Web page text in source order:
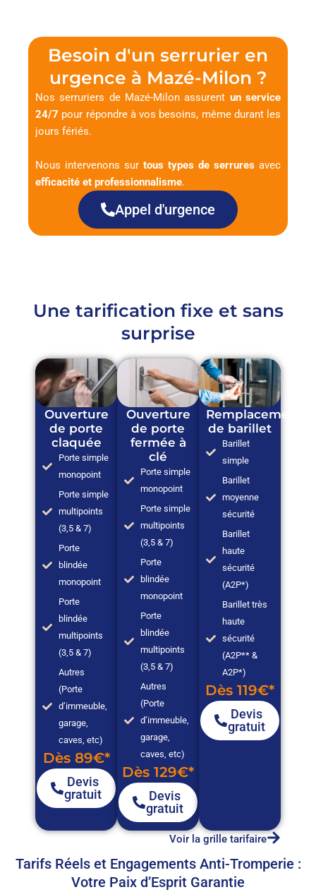
Besoin d'un serrurier en
urgence à Mazé-Milon ?
Nos serruriers de Mazé-Milon assurent un service
24/7 pour répondre à vos besoins, même durant les
jours fériés.
Nous intervenons sur tous types de serrures avec
efficacité et professionnalisme.
Appel d'urgence
Une tarification fixe et sans
surprise
Ouverture
de porte
claquée
Porte simple
monopoint
Porte simple
multipoints
(3,5 & 7)
Porte
blindée
monopoint
Porte
blindée
multipoints
(3,5 & 7)
Autres
(Porte
d’immeuble,
garage,
caves, etc)
Dès 89€*
Devis
gratuit
Ouverture
de porte
fermée à
clé
Porte simple
monopoint
Porte simple
multipoints
(3,5 & 7)
Porte
blindée
monopoint
Porte
blindée
multipoints
(3,5 & 7)
Autres
(Porte
d’immeuble,
garage,
caves, etc)
Dès 129€*
Devis
gratuit
Remplacement
de barillet
Barillet
simple
Barillet
moyenne
sécurité
Barillet
haute
sécurité
(A2P*)
Barillet très
haute
sécurité
(A2P** &
A2P*)
Dès 119€*
Devis
gratuit
Voir la grille tarifaire
Tarifs Réels et Engagements Anti-Tromperie :
Votre Paix d’Esprit Garantie